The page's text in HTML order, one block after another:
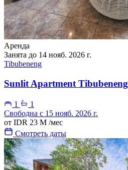
Аренда
Занята до 14 нояб. 2026 г.
Tibubeneng
Sunlit Apartment Tibubeneng
1
1
Свободна с 15 нояб. 2026 г.
от IDR 23 M /мес
Смотреть даты